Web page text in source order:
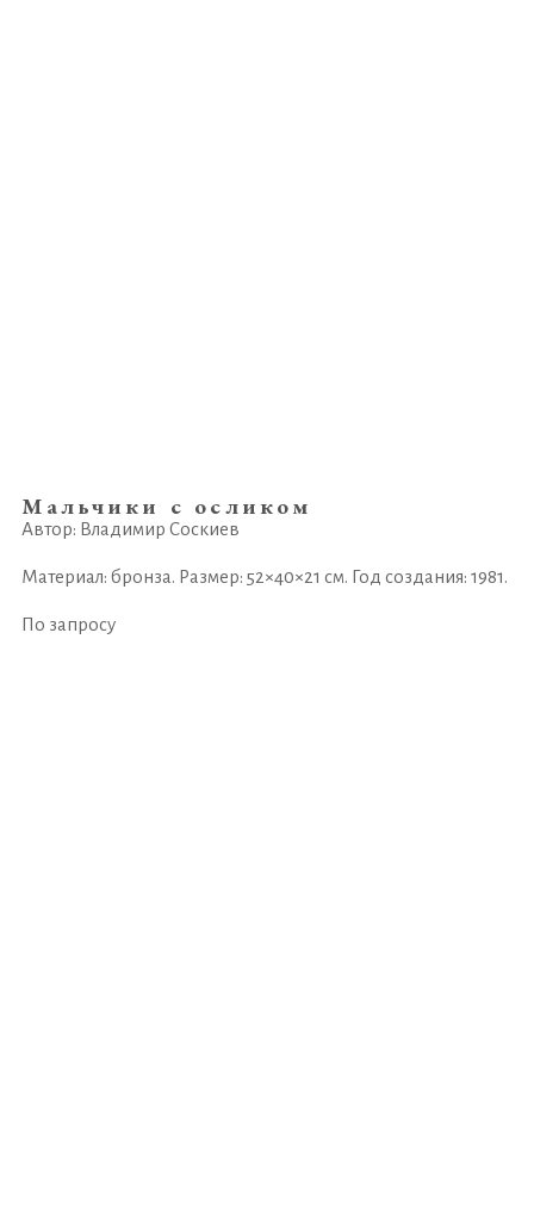
Мальчики с осликом
Автор: Владимир Соскиев
Материал: бронза. Размер: 52×40×21 см. Год создания: 1981.
По запросу